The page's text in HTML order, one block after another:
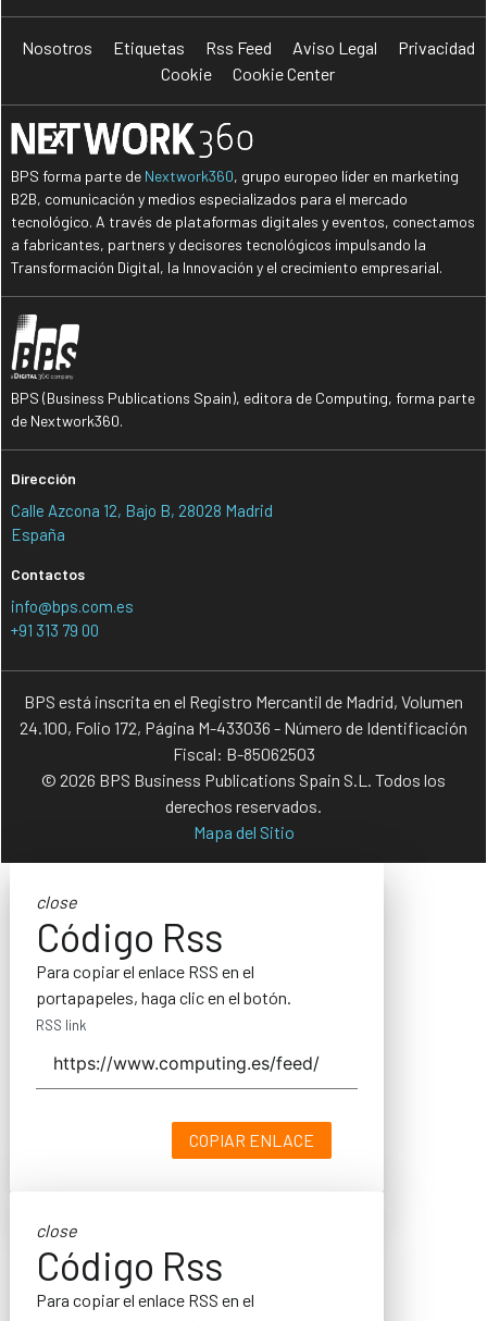
Nosotros Etiquetas Rss Feed Aviso Legal
Privacidad
Cookie
Cookie Center
BPS forma parte de Nextwork360, grupo europeo líder en marketing
B2B, comunicación y medios especializados para el mercado
tecnológico. A través de plataformas digitales y eventos, conectamos
a fabricantes, partners y decisores tecnológicos impulsando la
Transformación Digital, la Innovación y el crecimiento empresarial.
BPS (Business Publications Spain), editora de Computing, forma parte
de Nextwork360.
Dirección
Calle Azcona 12, Bajo B, 28028 Madrid
España
Contactos
info@bps.com.es
+91 313 79 00
BPS está inscrita en el Registro Mercantil de Madrid, Volumen
24.100, Folio 172, Página M-433036 - Número de Identificación
Fiscal: B-85062503
© 2026 BPS Business Publications Spain S.L. Todos los
derechos reservados.
Mapa del Sitio
close
Código Rss
Para copiar el enlace RSS en el
portapapeles, haga clic en el botón.
RSS link
COPIAR ENLACE
close
Código Rss
Para copiar el enlace RSS en el